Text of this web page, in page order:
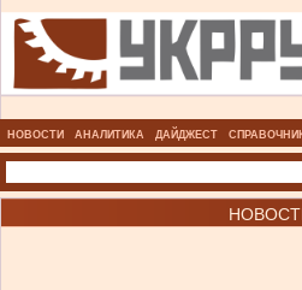
НОВОСТИ АНАЛИТИКА ДАЙДЖЕСТ